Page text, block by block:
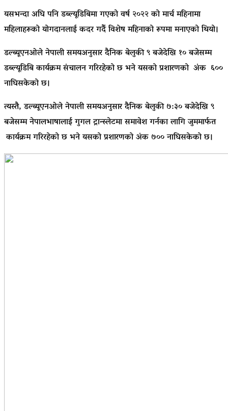
यसभन्दा अघि पनि डब्ल्यूडिबिमा गएको वर्ष २०२२ को मार्च महिनामा
महिलाहरूको योगदानलाई कदर गर्दै विशेष महिनाको रूपमा मनाएको थियो।
डल्ब्यूएनओले नेपाली समयअनुसार दैनिक बेलुकी ९ बजेदेखि १० बजेसम्म
डब्ल्यूडिबि कार्यक्रम संचालन गरिरहेको छ भने यसको प्रशारणको अंक ६००
नाघिसकेको छ।
त्यस्तै, डल्ब्यूएनओले नेपाली समयअनुसार दैनिक बेलुकी ७:३० बजेदेखि ९
बजेसम्म नेपालभाषालाई गुगल ट्रान्स्लेटमा समावेश गर्नका लागि जुममार्फत
कार्यक्रम गरिरहेको छ भने यसको प्रशारणको अंक ७०० नाघिसकेको छ।